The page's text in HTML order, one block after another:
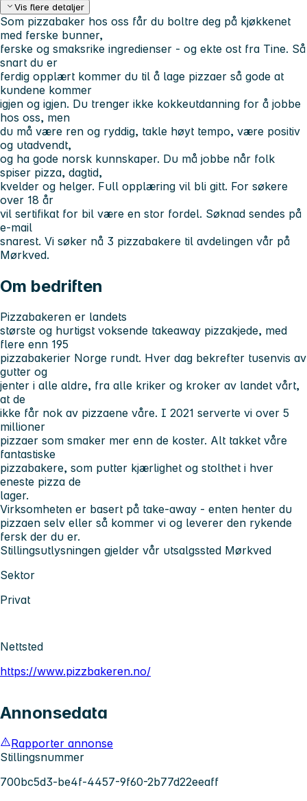
Vis flere detaljer
Som pizzabaker hos oss får du boltre deg på kjøkkenet
med ferske bunner,
ferske og smaksrike ingredienser - og ekte ost fra Tine. Så
snart du er
ferdig opplært kommer du til å lage pizzaer så gode at
kundene kommer
igjen og igjen. Du trenger ikke kokkeutdanning for å jobbe
hos oss, men
du må være ren og ryddig, takle høyt tempo, være positiv
og utadvendt,
og ha gode norsk kunnskaper. Du må jobbe når folk
spiser pizza, dagtid,
kvelder og helger. Full opplæring vil bli gitt. For søkere
over 18 år
vil sertifikat for bil være en stor fordel. Søknad sendes på
e-mail
snarest. Vi søker nå 3 pizzabakere til avdelingen vår på
Mørkved.
Om bedriften
Pizzabakeren er landets
største og hurtigst voksende takeaway pizzakjede, med
flere enn 195
pizzabakerier Norge rundt. Hver dag bekrefter tusenvis av
gutter og
jenter i alle aldre, fra alle kriker og kroker av landet vårt,
at de
ikke får nok av pizzaene våre. I 2021 serverte vi over 5
millioner
pizzaer som smaker mer enn de koster. Alt takket våre
fantastiske
pizzabakere, som putter kjærlighet og stolthet i hver
eneste pizza de
lager.
Virksomheten er basert på take-away - enten henter du
pizzaen selv eller så kommer vi og leverer den rykende
fersk der du er.
Stillingsutlysningen gjelder vår utsalgssted Mørkved
Sektor
Privat
Nettsted
https://www.pizzbakeren.no/
Annonsedata
Rapporter annonse
Stillingsnummer
700bc5d3-be4f-4457-9f60-2b77d22eeaff